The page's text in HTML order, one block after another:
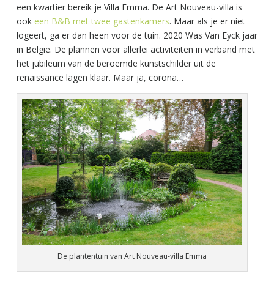
een kwartier bereik je Villa Emma. De Art Nouveau-villa is
ook een B&B met twee gastenkamers. Maar als je er niet
logeert, ga er dan heen voor de tuin. 2020 Was Van Eyck jaar
in België. De plannen voor allerlei activiteiten in verband met
het jubileum van de beroemde kunstschilder uit de
renaissance lagen klaar. Maar ja, corona…
De plantentuin van Art Nouveau-villa Emma